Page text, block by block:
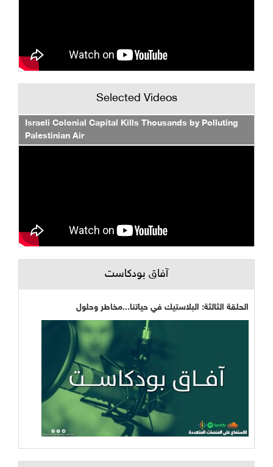
Selected Videos
Israeli Colonial Capital Kills Thousands by Polluting
Palestinian Air
آفاق بودكاست
الحلقة الثالثة: البلاستيك في حياتنا...مخاطر وحلول